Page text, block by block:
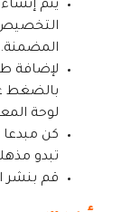
يتم
التخصيص
المضمنة.
لإضافة
بالضغط
لوحة
كن مبدعا
تبدو
قم بنشر